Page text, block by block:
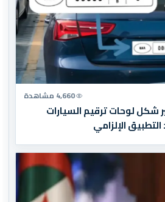
4,660 مشاهدة
شكل لوحات ترقيم السيارات
الإلزامي